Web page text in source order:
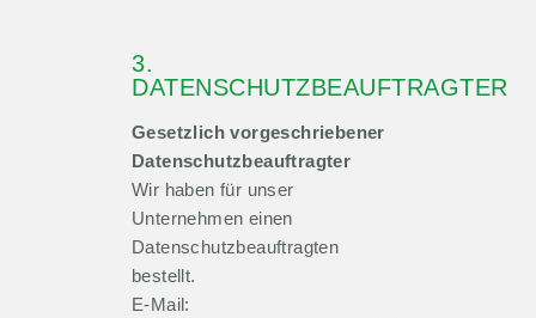
3.
DATENSCHUTZBEAUFTRAGTER
Gesetzlich vorgeschriebener
Datenschutzbeauftragter
Wir haben für unser
Unternehmen einen
Datenschutzbeauftragten
bestellt.
E-Mail: